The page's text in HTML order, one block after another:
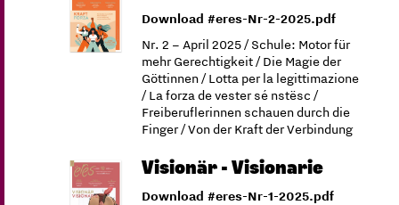
Download #eres-Nr-2-2025.pdf
Nr. 2 – April 2025 / Schule: Motor für
mehr Gerechtigkeit / Die Magie der
Göttinnen / Lotta per la legittimazione
/ La forza de vester sé nstësc /
Freiberuflerinnen schauen durch die
Finger / Von der Kraft der Verbindung
Visionär - Visionarie
Download #eres-Nr-1-2025.pdf